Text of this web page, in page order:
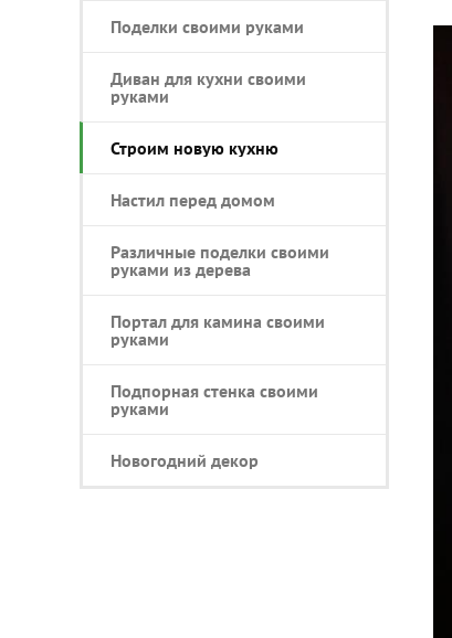
Поделки своими руками
Диван для кухни своими
руками
Строим новую кухню
Настил перед домом
Различные поделки своими
руками из дерева
Портал для камина своими
руками
Подпорная стенка своими
руками
Новогодний декор